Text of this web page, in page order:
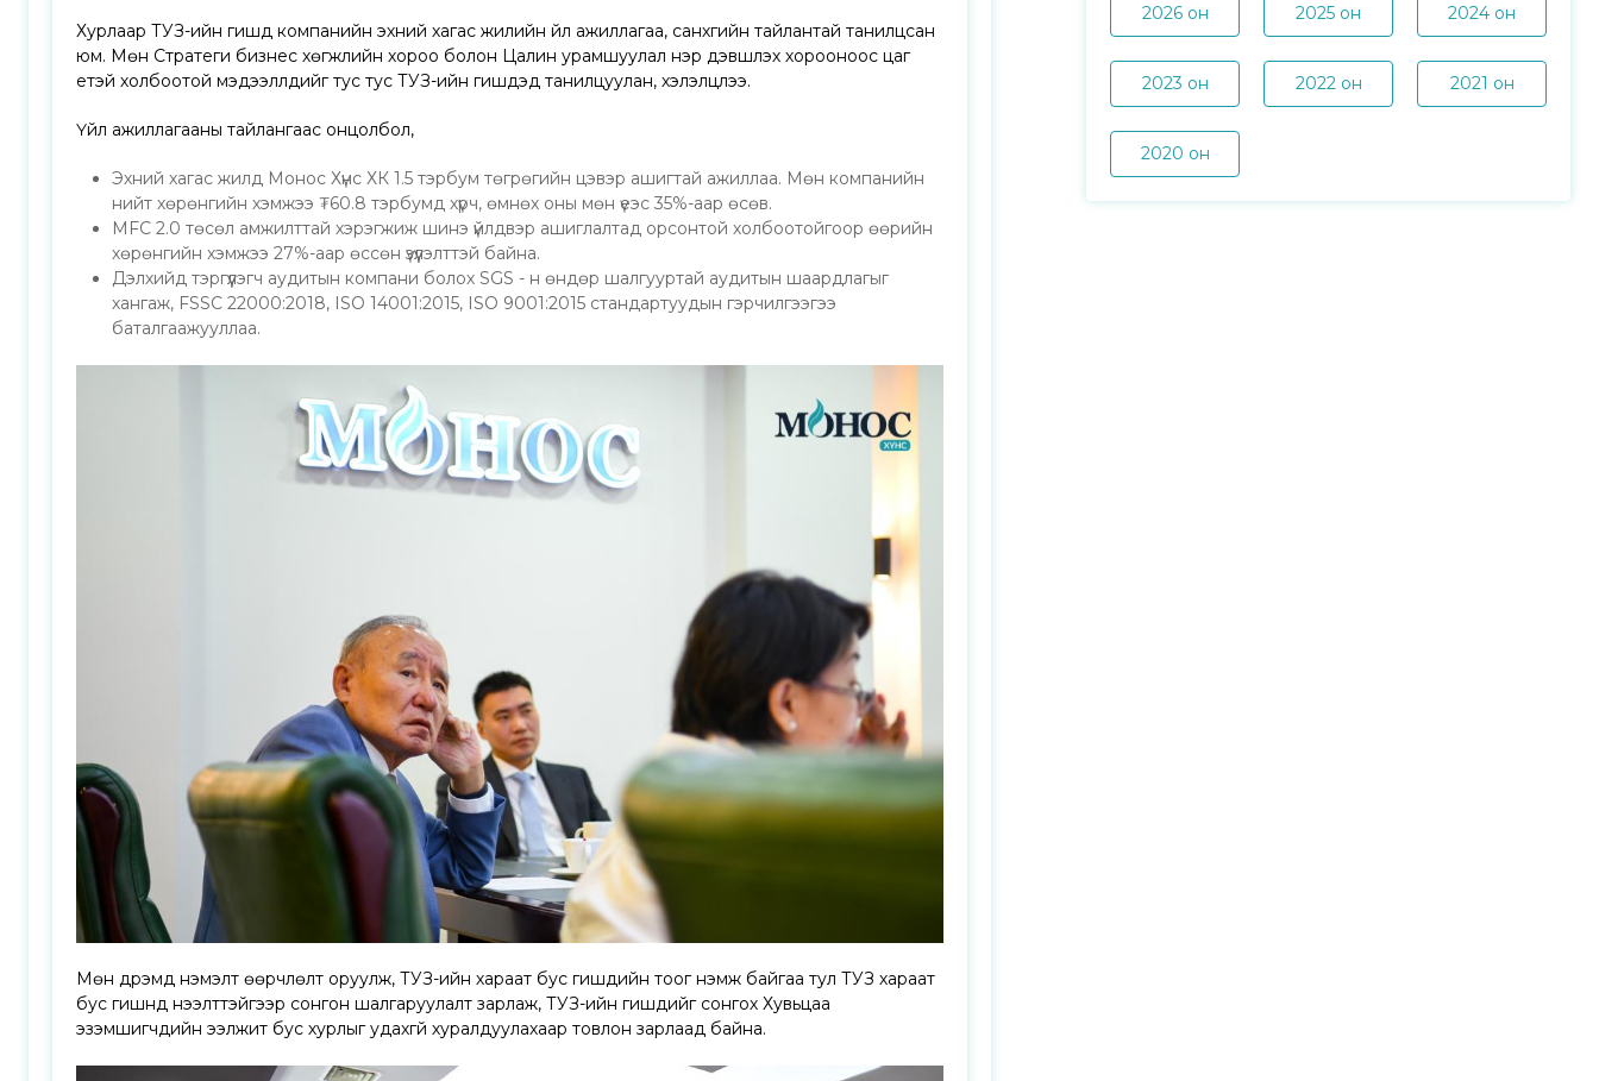
Хурлаар ТУЗ-ийн гишүүд компанийн эхний хагас жилийн үйл ажиллагаа, санхүүгийн тайлантай танилцсан
юм. Мөн Стратеги бизнес хөгжлийн хороо болон Цалин урамшуулал нэр дэвшүүлэх хорооноос цаг
үетэй холбоотой мэдээллүүдийг тус тус ТУЗ-ийн гишүүдэд танилцуулан, хэлэлцлээ.
Үйл ажиллагааны тайлангаас онцолбол,
Эхний хагас жилд Монос Хүнс ХК 1.5 тэрбум төгрөгийн цэвэр ашигтай ажиллаа. Мөн компанийн
нийт хөрөнгийн хэмжээ ₮60.8 тэрбумд хүрч, өмнөх оны мөн үеэс 35%-аар өсөв.
MFC 2.0 төсөл амжилттай хэрэгжиж шинэ үйлдвэр ашиглалтад орсонтой холбоотойгоор өөрийн
хөрөнгийн хэмжээ 27%-аар өссөн үзүүлэлттэй байна.
Дэлхийд тэргүүлэгч аудитын компани болох SGS - н өндөр шалгууртай аудитын шаардлагыг
хангаж, FSSC 22000:2018, ISO 14001:2015, ISO 9001:2015 стандартуудын гэрчилгээгээ
баталгаажууллаа.
Мөн дүрэмд нэмэлт өөрчлөлт оруулж, ТУЗ-ийн хараат бус гишүүдийн тоог нэмж байгаа тул ТУЗ хараат
бус гишүүнд нээлттэйгээр сонгон шалгаруулалт зарлаж, ТУЗ-ийн гишүүдийг сонгох Хувьцаа
эзэмшигчдийн ээлжит бус хурлыг удахгүй хуралдуулахаар товлон зарлаад байна.
2026 он 2025 он 2024 он
2023 он 2022 он 2021 он
2020 он